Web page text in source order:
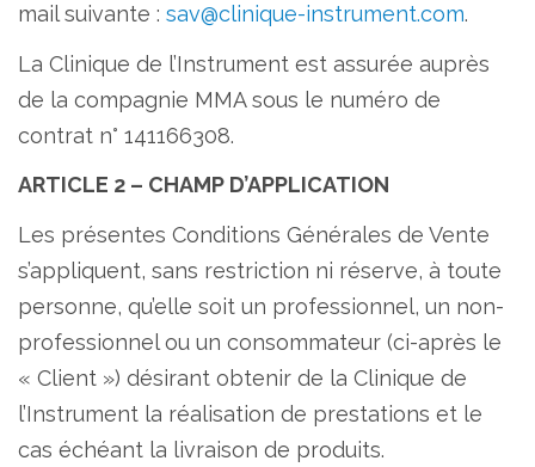
mail suivante : sav@clinique-instrument.com.
La Clinique de l’Instrument est assurée auprès
de la compagnie MMA sous le numéro de
contrat n° 141166308.
ARTICLE 2 – CHAMP D’APPLICATION
Les présentes Conditions Générales de Vente
s’appliquent, sans restriction ni réserve, à toute
personne, qu’elle soit un professionnel, un non-
professionnel ou un consommateur (ci-après le
« Client ») désirant obtenir de la Clinique de
l’Instrument la réalisation de prestations et le
cas échéant la livraison de produits.